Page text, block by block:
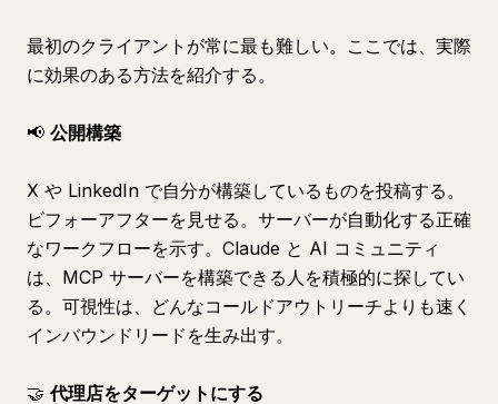
最初のクライアントが常に最も難しい。ここでは、実際
に効果のある方法を紹介する。
📢 公開構築
X や LinkedIn で自分が構築しているものを投稿する。
ビフォーアフターを見せる。サーバーが自動化する正確
なワークフローを示す。Claude と AI コミュニティ
は、MCP サーバーを構築できる人を積極的に探してい
る。可視性は、どんなコールドアウトリーチよりも速く
インバウンドリードを生み出す。
🤝 代理店をターゲットにする